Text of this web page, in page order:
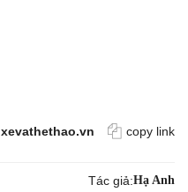
xevathethao.vn copy link
Tác giả:Hạ Anh